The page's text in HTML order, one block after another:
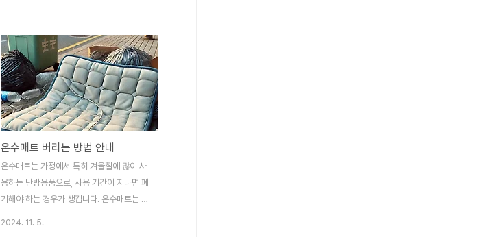
염을 초래할 위험이 있습니다. 냉장고, 세탁
기, 에어컨과 같은 대형 가전제품은 다양한
복합 재료로 구성되어 있어 자원으로서의 가
치가 크며, 잘못 처리될 경우 환경에 미치는
부정적 영향이 더 클 수 있습니다. 이에 따라
폐가전 수거 예약센터의 필요성은 날로 커지
고 있습니다. 이러한 시스템은 자원 순환과
환경 보호의 중요한 역할을 담당하며, 자원의
효율적 활용을 돕는 필수적인 인프라로 자리
잡고 있습니다. 폐가전 수..
온수매트 버리는 방법 안내
온수매트는 가정에서 특히 겨울철에 많이 사
용하는 난방용품으로, 사용 기간이 지나면 폐
기해야 하는 경우가 생깁니다. 온수매트는 단
2024. 11. 5.